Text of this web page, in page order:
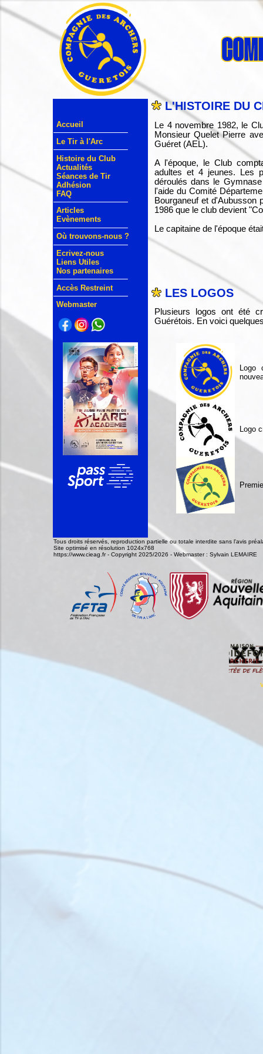
Accueil
Le Tir à l'Arc
Histoire du Club
Actualités
Séances de Tir
Adhésion
FAQ
Articles
Evènements
Où trouvons-nous ?
Ecrivez-nous
Liens Utiles
Nos partenaires
Accès Restreint
Webmaster
L'HISTOIRE DU
Le 4 novembre 1982, le
Monsieur Quelet Pierre
Guéret (AEL).
A l'époque, le Club
adultes et 4 jeunes. Les
déroulés dans le
l'aide du Comité
Bourganeuf et d'Aubusson
1986 que le club devient
Le capitaine de l'époque
LES LOGOS
Plusieurs logos ont été
Guérétois. En voici
Logo
Logo
Tous droits réservés, reproduction partielle ou totale interdite sans l'avis
Site optimisé en résolution 1024x768
https://www.cieag.fr - Copyright 2025/2026 - Webmaster : Sylvain LEMAIRE